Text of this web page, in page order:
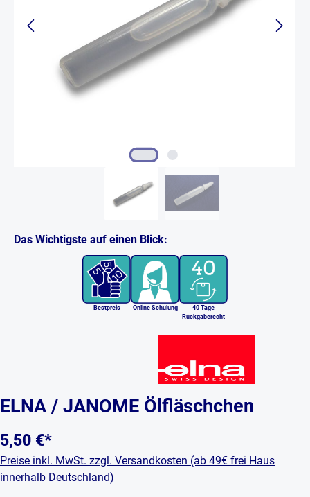
Das Wichtigste auf einen Blick:
Bestpreis Online Schulung
40 Tage
Rückgaberecht
ELNA / JANOME Ölfläschchen
5,50 €*
Preise inkl. MwSt. zzgl. Versandkosten (ab 49€ frei Haus
innerhalb Deutschland)